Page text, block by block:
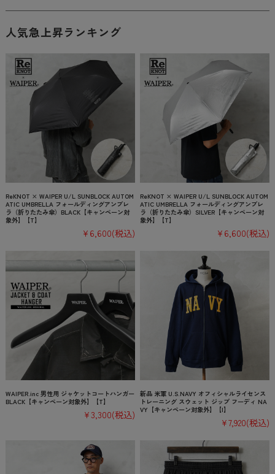
人気急上昇ランキング
ReKNOT × WAIPER U/L SUNBLOCK AUTOM
ATIC UMBRELLA フォールディングアンブレ
ラ（折りたたみ傘）BLACK【キャンペーン対
象外】【T】
¥6,600(税込)
ReKNOT × WAIPER U/L SUNBLOCK AUTOM
ATIC UMBRELLA フォールディングアンブレ
ラ（折りたたみ傘）SILVER【キャンペーン対
象外】【T】
¥6,600(税込)
WAIPER.inc 男性用 ジャケットコートハンガー
BLACK【キャンペーン対象外】【T】
¥3,300(税込)
新品 米軍 U.S.NAVY オフィシャルライセンス
トレーニング スウェット ジップ フーディ NA
VY【キャンペーン対象外】【I】
¥7,920(税込)